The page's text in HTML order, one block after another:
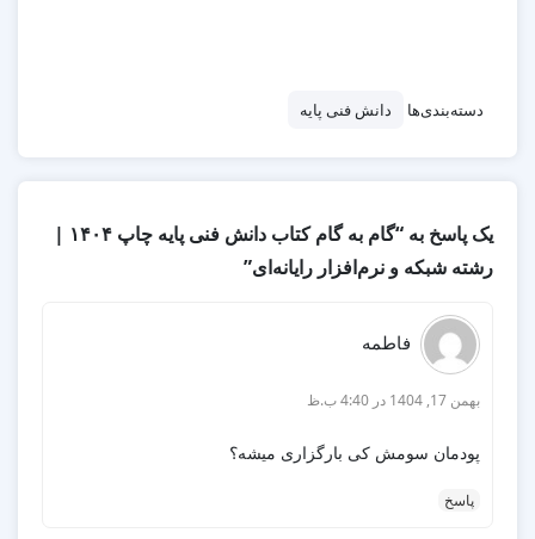
✅ پودمان سوم: حل مسئله و الگوریتم و فلوچارت
✅ پودمان چهارم: هوش مصنوعی و کاربردهای آن
✅ پودمان پنجم: امنیت داده و اطلاعات
دسته‌بندی‌ها دانش فنی پایه
یک پاسخ به “گام به گام کتاب دانش فنی پایه چاپ ۱۴۰۴ |
رشته شبکه و نرم‌افزار رایانه‌ای”
فاطمه
بهمن 17, 1404 در 4:40 ب.ظ
پودمان سومش کی بارگزاری میشه؟
پاسخ